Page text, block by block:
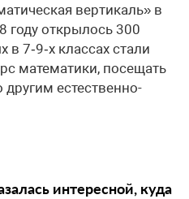
вертикаль» в
году открылось 300
в 7‑9‑х классах стали
математики, посещать
естественно-
интересной, куда